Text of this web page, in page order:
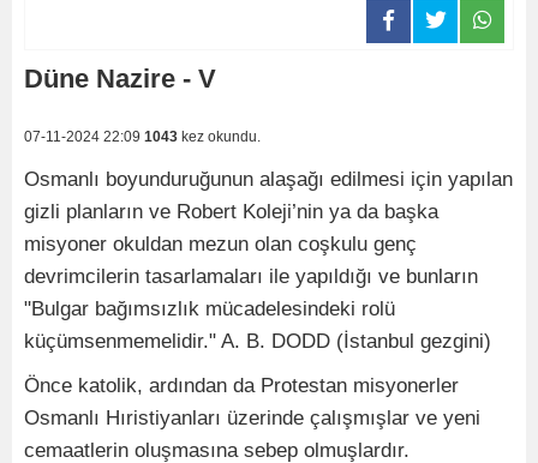
Düne Nazire - V
07-11-2024 22:09 1043 kez okundu.
Osmanlı boyunduruğunun alaşağı edilmesi için yapılan
gizli planların ve Robert Koleji’nin ya da başka
misyoner okuldan mezun olan coşkulu genç
devrimcilerin tasarlamaları ile yapıldığı ve bunların
"Bulgar bağımsızlık mücadelesindeki rolü
küçümsenmemelidir." A. B. DODD (İstanbul gezgini)
Önce katolik, ardından da Protestan misyonerler
Osmanlı Hıristiyanları üzerinde çalışmışlar ve yeni
cemaatlerin oluşmasına sebep olmuşlardır.